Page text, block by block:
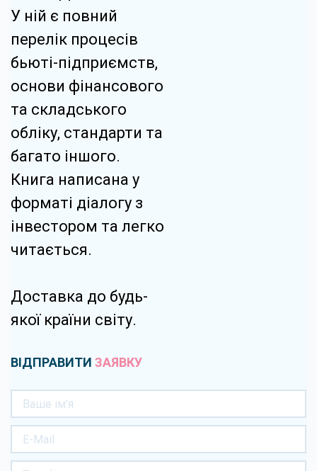
У ній є повний
перелік процесів
бьюті-підприємств,
основи фінансового
та складського
обліку, стандарти та
багато іншого.
Книга написана у
форматі діалогу з
інвестором та легко
читається.
Доставка до будь-
якої країни світу.
ВІДПРАВИТИ ЗАЯВКУ